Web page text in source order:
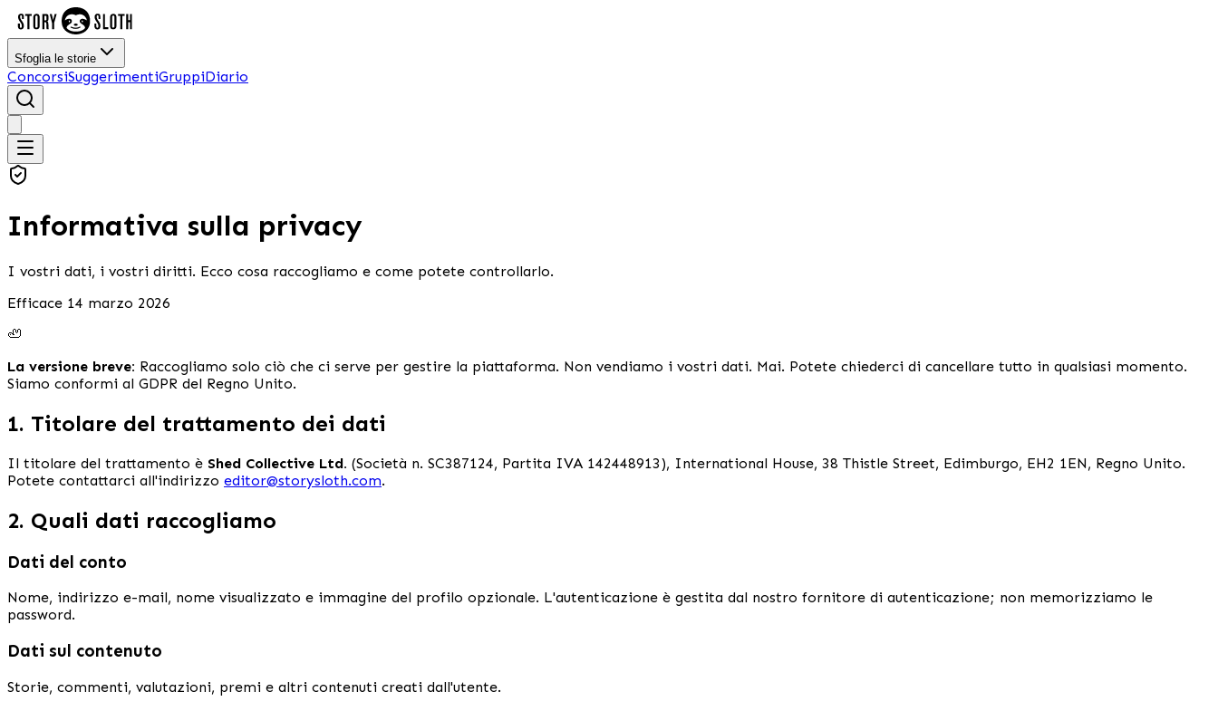
Sfoglia le storie
ConcorsiSuggerimentiGruppiDiario
Informativa sulla privacy
I vostri dati, i vostri diritti. Ecco cosa raccogliamo e come potete controllarlo.
Efficace 14 marzo 2026
🦥
La versione breve: Raccogliamo solo ciò che ci serve per gestire la piattaforma. Non vendiamo i vostri dati. Mai. Potete chiederci di cancellare tutto in qualsiasi momento.
Siamo conformi al GDPR del Regno Unito.
1. Titolare del trattamento dei dati
Il titolare del trattamento è Shed Collective Ltd. (Società n. SC387124, Partita IVA 142448913), International House, 38 Thistle Street, Edimburgo, EH2 1EN, Regno Unito.
Potete contattarci all'indirizzo editor@storysloth.com.
2. Quali dati raccogliamo
Dati del conto
Nome, indirizzo e-mail, nome visualizzato e immagine del profilo opzionale. L'autenticazione è gestita dal nostro fornitore di autenticazione; non memorizziamo le
password.
Dati sul contenuto
Storie, commenti, valutazioni, premi e altri contenuti creati dall'utente.